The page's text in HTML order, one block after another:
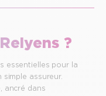
?
essentielles pour la
simple assureur.
ancré dans